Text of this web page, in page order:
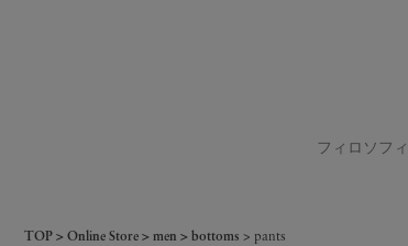
フィロソフ
TOP Online Store men bottoms pants